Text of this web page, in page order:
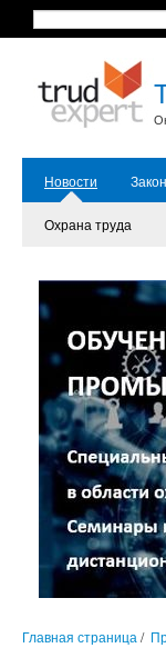
Новости
Охрана труда
Главная страница /